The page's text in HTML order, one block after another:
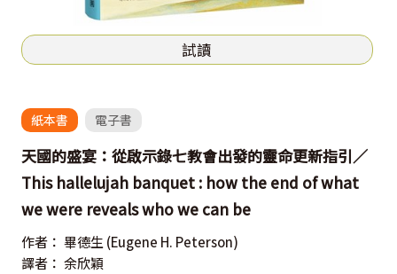
試讀
紙本書 電子書
天國的盛宴：從啟示錄七教會出發的靈命更新指引／
This hallelujah banquet : how the end of what
we were reveals who we can be
作者： 畢德生 (Eugene H. Peterson)
譯者： 余欣穎